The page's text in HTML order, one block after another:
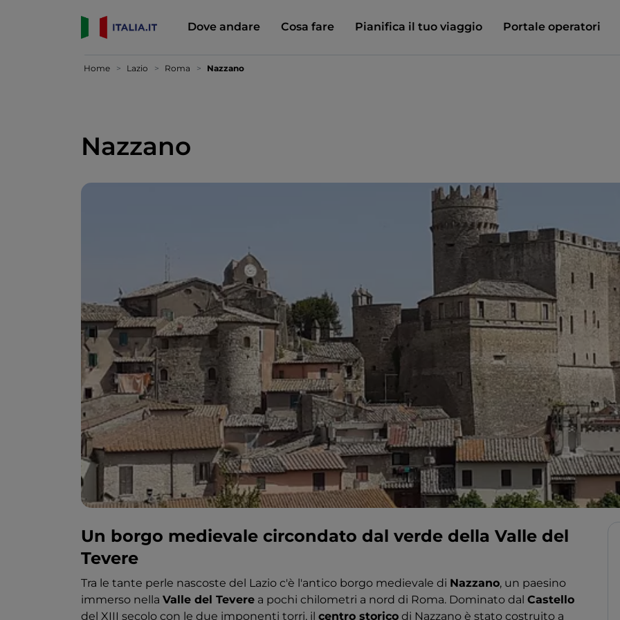
Dove andare Cosa fare Pianifica il tuo viaggio Portale operatori
Home Lazio Roma Nazzano
Nazzano
Un borgo medievale circondato dal verde della Valle del
Tevere
Tra le tante perle nascoste del Lazio c'è l'antico borgo medievale di Nazzano, un paesino
immerso nella Valle del Tevere a pochi chilometri a nord di Roma. Dominato dal Castello
del XIII secolo con le due imponenti torri, il centro storico di Nazzano è stato costruito a